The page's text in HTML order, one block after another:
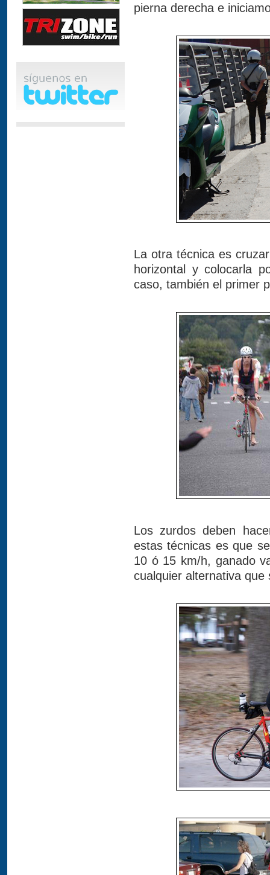
pierna derecha e
La otra técnica es
horizontal y colocarla
caso, también el primer
Los zurdos deben
estas técnicas es que
10 ó 15 km/h, ganado
cualquier alternativa que